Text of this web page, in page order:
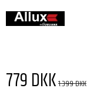
779 DKK1.399 DKK